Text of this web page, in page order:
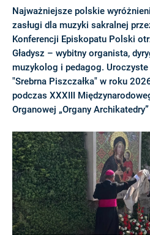
Najważniejsze polskie
zasługi dla muzyki sakralnej
Konferencji Episkopatu Polski
Gładysz – wybitny organista,
muzykolog i pedagog.
"Srebrna Piszczałka" w roku
podczas XXXIII
Organowej „Organy